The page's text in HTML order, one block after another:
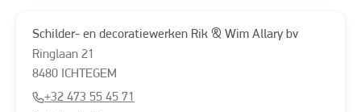
Schilder- en decoratiewerken Rik & Wim Allary bv
Ringlaan 21
8480 ICHTEGEM
+32 473 55 45 71